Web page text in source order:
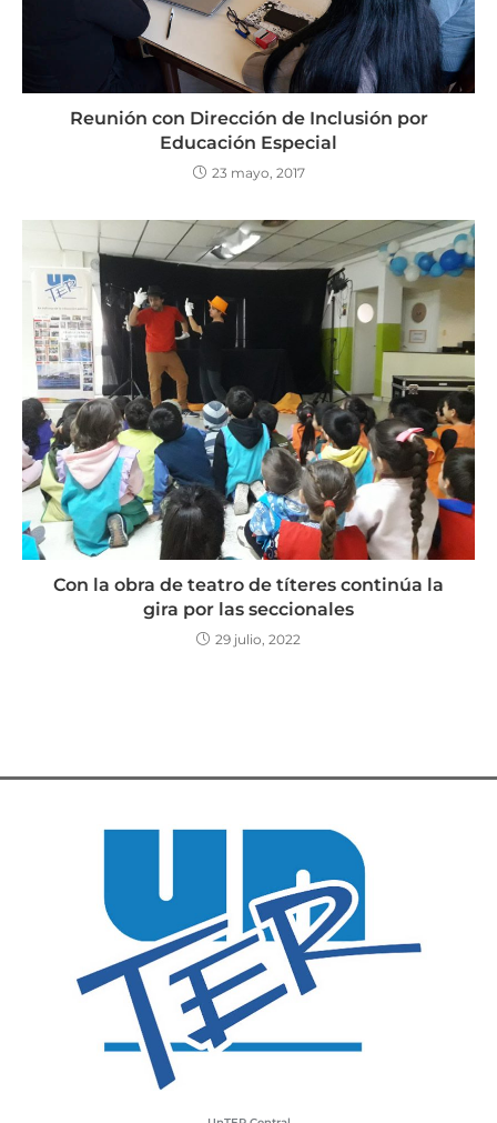
Reunión con Dirección de Inclusión por
Educación Especial
23 mayo, 2017
Con la obra de teatro de títeres continúa la
gira por las seccionales
29 julio, 2022